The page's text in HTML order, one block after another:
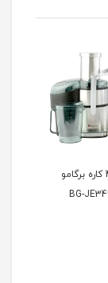
آبمیوه‌گیری 4 کاره برگامو